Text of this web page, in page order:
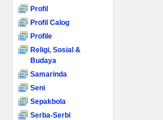
Profil
Profil Calog
Profile
Religi, Sosial &
Budaya
Samarinda
Seni
Sepakbola
Serba-Serbi